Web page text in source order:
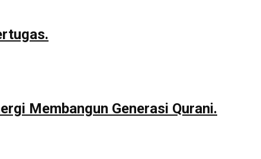
Membangun Generasi Qurani.